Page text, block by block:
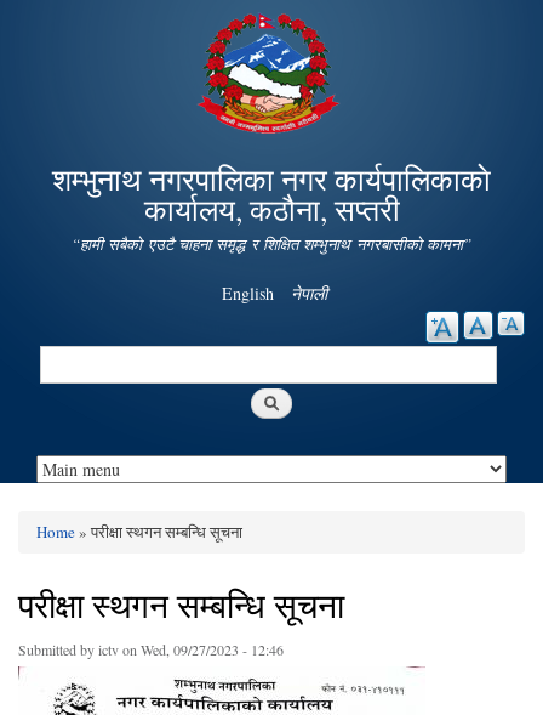
Skip to
main
content
शम्भुनाथ नगरपालिका नगर कार्यपालिकाकाे
कार्यालय, कठौना, सप्तरी
“हामी सबैको एउटै चाहना समृद्ध र शिक्षित शम्भुनाथ नगरबासीको कामना”
English नेपाली
Search
Home» परीक्षा स्थगन सम्बन्धि सूचना
परीक्षा स्थगन सम्बन्धि सूचना
Submitted byictvon Wed, 09/27/2023 - 12:46